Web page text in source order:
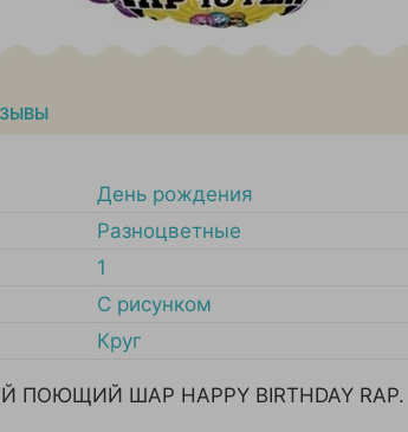
День рождения
Разноцветные
1
С рисунком
Круг
ШАР HAPPY BIRTHDAY RAP.